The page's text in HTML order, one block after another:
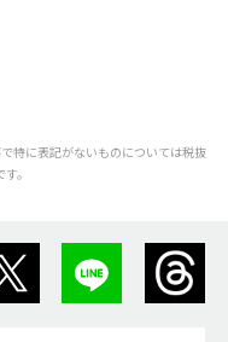
特に表記がないものについては税抜
。